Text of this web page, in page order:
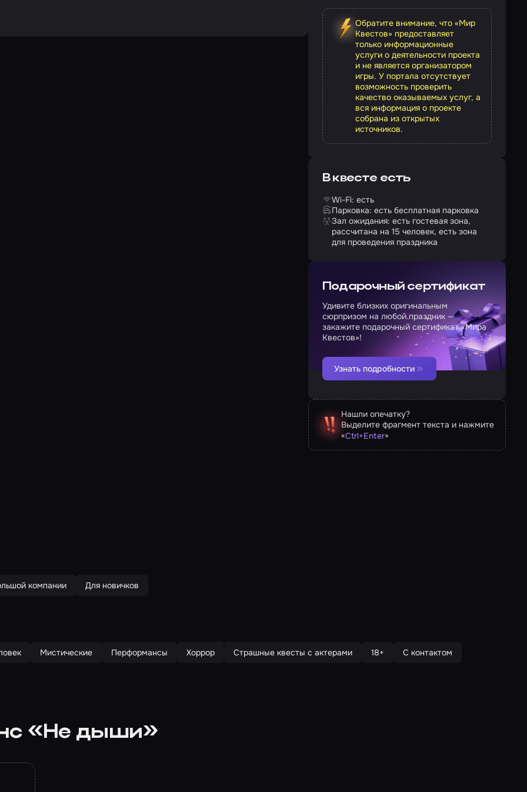
Обратите внимание, что «Мир
Квестов» предоставляет
только информационные
услуги о деятельности проекта
и не является организатором
игры. У портала отсутствует
возможность проверить
качество оказываемых услуг, а
вся информация о проекте
собрана из открытых
источников.
В квесте есть
Wi-Fi: есть
Парковка: есть бесплатная парковка
Зал ожидания: есть гостевая зона,
рассчитана на 15 человек, есть зона
для проведения праздника
Подарочный сертификат
Удивите близких оригинальным
сюрпризом на любой праздник —
закажите подарочный сертификат «Мира
Квестов»!
Узнать подробности
Нашли опечатку?
Выделите фрагмент текста и нажмите
«Ctrl+Enter»
компании Для новичков
Мистические Перформансы Хоррор Страшные квесты с актерами 18+ С контактом
«Не дыши»